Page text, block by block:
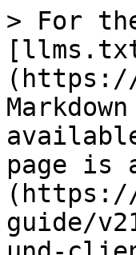
> For
page is
(https://
guide/